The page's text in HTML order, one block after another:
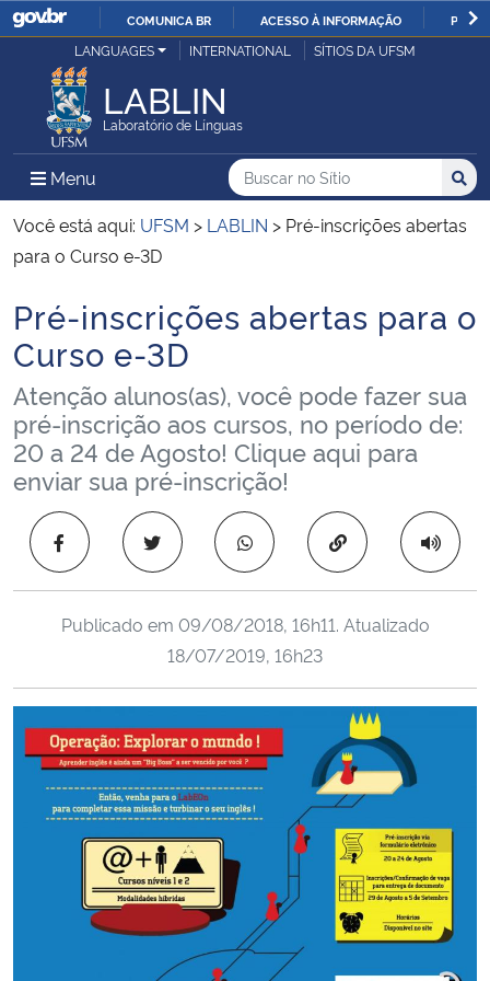
IR
COMUNICA BR ACESSO À INFORMAÇÃO
Ministério da Justiça e Segurança Pública
Ministério da Defesa
Ministério das Relações Exteriores
Ministério da Infraestrutura
Ministério da Agricultura, Pecuária e Abastecimento
Ministério da Educação
Ministério da Cidadania
Ministério da Saúde
Ministério de Minas e Energia
Ministério do Meio Ambiente
Ministério do Turismo
Ministério do Desenvolvimento Regional
Controladoria-Geral da União
Ministério da Mulher, da Família e dos Direitos Humanos
LANGUAGES INTERNATIONAL SÍTIOS DA UFSM
LABLIN
Laboratório de Línguas
Menu Menu Principal do Sítio
Busca
Buscar no no Sítio
Busca:
Você está aqui: UFSM > LABLIN > Pré-inscrições abertas
para o Curso e-3D
Início do conteúdo
Pré-inscrições abertas para o
Curso e-3D
Atenção alunos(as), você pode fazer sua
pré-inscrição aos cursos, no período de:
20 a 24 de Agosto! Clique aqui para
enviar sua pré-inscrição!
Copiar para área
Publicado em 09/08/2018, 16h11. Atualizado
18/07/2019, 16h23